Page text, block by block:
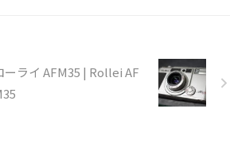
ーライ AFM35 | Rollei AF